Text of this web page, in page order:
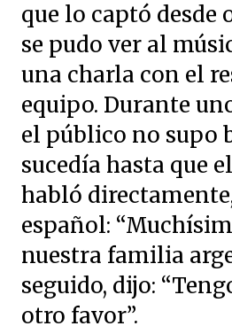
que lo captó desde
se pudo ver al
una charla con el
equipo. Durante
el público no supo
sucedía hasta que
habló
español:
nuestra familia
seguido, dijo:
otro favor”.